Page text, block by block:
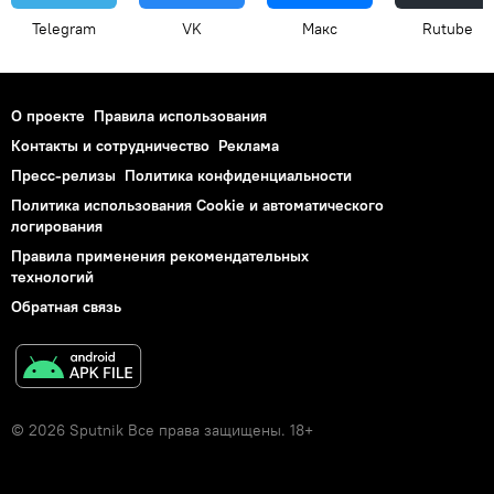
Telegram VK Макс Rutube
О проекте Правила использования
Контакты и сотрудничество Реклама
Пресс-релизы Политика конфиденциальности
Политика использования Cookie и автоматического
логирования
Правила применения рекомендательных
технологий
Обратная связь
© 2026 Sputnik Все права защищены. 18+